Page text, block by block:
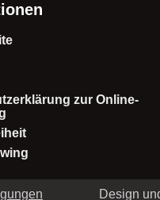
zur Online-
Design